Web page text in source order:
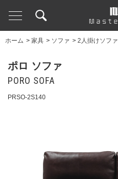
ホーム > 家具 > ソファ > 2人掛けソファ
ポロ ソファ
PORO SOFA
PRSO-2S140